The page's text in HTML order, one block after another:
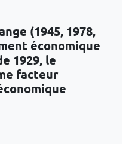
(1945, 1978,
économique
1929, le
facteur